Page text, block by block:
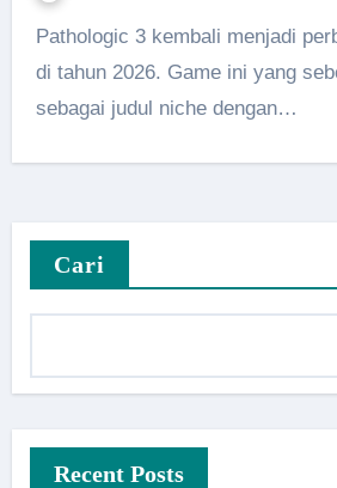
Pathologic 3 kembali menjadi perbincangan hangat
di tahun 2026. Game ini yang
sebagai judul niche dengan…
Cari
Recent Posts